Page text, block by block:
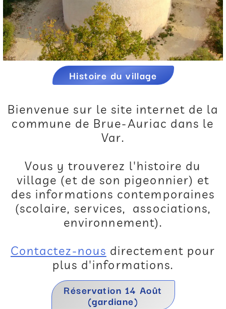
Histoire du village
Bienvenue sur le site internet de la
commune de Brue-Auriac dans le
Var.
Vous y trouverez l'histoire du
village (et de son pigeonnier) et
des informations contemporaines
(scolaire, services, associations,
environnement).
Contactez-nous directement pour
plus d'informations.
Réservation 14 Août
(gardiane)